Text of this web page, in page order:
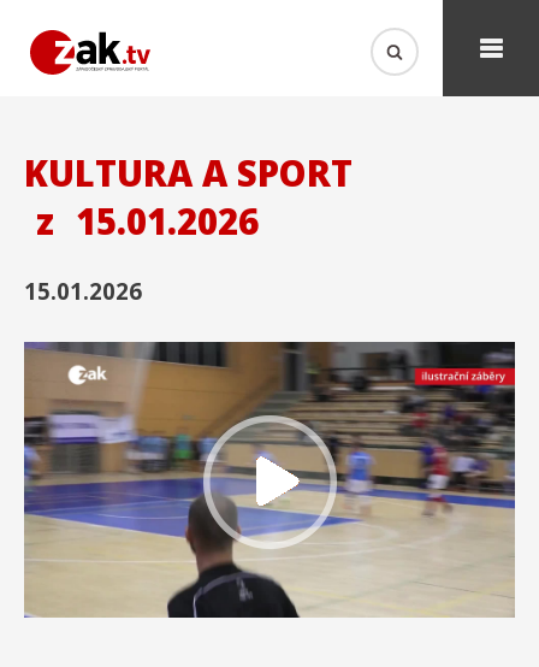
KULTURA A SPORT
z 15.01.2026
15.01.2026